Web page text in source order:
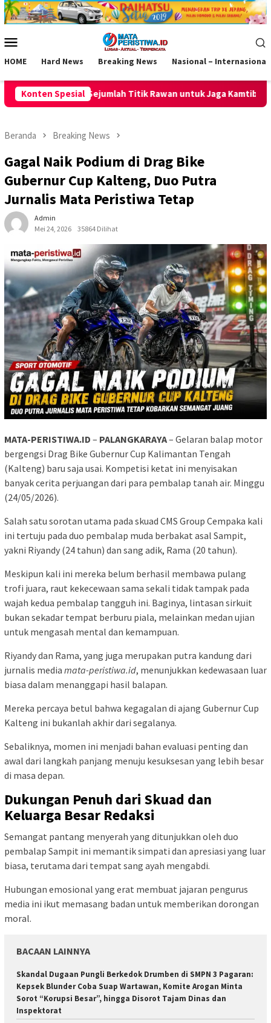
Loncat
ke
Mobile
HOME Hard News Breaking News Nasional – Internasional
Konten Spesial
Rawan untuk Jaga Kamtibmas Sat Samapta Polres
Beranda Breaking News
Gagal Naik Podium di Drag Bike
Gubernur Cup Kalteng, Duo Putra
Jurnalis Mata Peristiwa Tetap
Admin
Mei 24, 2026
35864 Dilihat
MATA-PERISTIWA.ID – PALANGKARAYA– Gelaran balap motor
bergengsi Drag Bike Gubernur Cup Kalimantan Tengah
(Kalteng) baru saja usai. Kompetisi ketat ini menyisakan
banyak cerita perjuangan dari para pembalap tanah air. Minggu
(24/05/2026).
Salah satu sorotan utama pada skuad CMS Group Cempaka kali
ini tertuju pada duo pembalap muda berbakat asal Sampit,
yakni Riyandy (24 tahun) dan sang adik, Rama (20 tahun).
Meskipun kali ini mereka belum berhasil membawa pulang
trofi juara, raut kekecewaan sama sekali tidak tampak pada
wajah kedua pembalap tangguh ini. Baginya, lintasan sirkuit
bukan sekadar tempat berburu piala, melainkan medan ujian
untuk mengasah mental dan kemampuan.
Riyandy dan Rama, yang juga merupakan putra kandung dari
jurnalis media mata-peristiwa.id, menunjukkan kedewasaan luar
biasa dalam menanggapi hasil balapan.
Mereka percaya betul bahwa kegagalan di ajang Gubernur Cup
Kalteng ini bukanlah akhir dari segalanya.
Sebaliknya, momen ini menjadi bahan evaluasi penting dan
awal dari langkah panjang menuju kesuksesan yang lebih besar
di masa depan.
Dukungan Penuh dari Skuad dan
Keluarga Besar Redaksi
Semangat pantang menyerah yang ditunjukkan oleh duo
pembalap Sampit ini memantik simpati dan apresiasi yang luar
biasa, terutama dari tempat sang ayah mengabdi.
Hubungan emosional yang erat membuat jajaran pengurus
media ini ikut memasang badan untuk memberikan dorongan
moral.
BACAAN LAINNYA
Skandal Dugaan Pungli Berkedok Drumben di SMPN 3 Pagaran:
Kepsek Blunder Coba Suap Wartawan, Komite Arogan Minta
Sorot “Korupsi Besar”, hingga Disorot Tajam Dinas dan
Inspektorat